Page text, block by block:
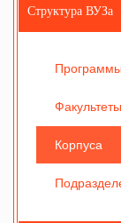
Структура ВУЗа
Корпуса